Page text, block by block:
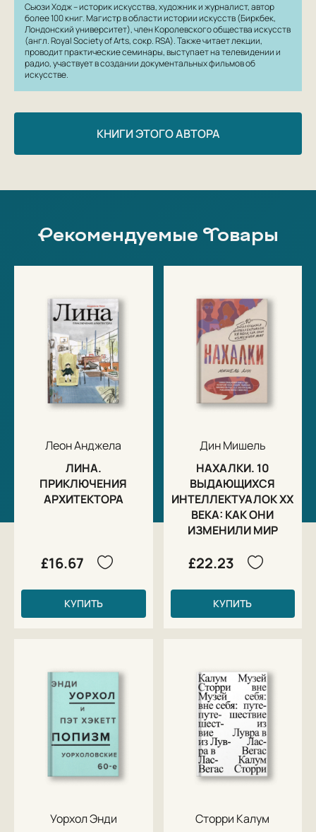
Сьюзи Ходж – историк искусства, художник и журналист, автор
более 100 книг. Магистр в области истории искусств (Биркбек,
Лондонский университет), член Королевского общества искусств
(англ. Royal Society of Arts, сокр. RSA). Также читает лекции,
проводит практические семинары, выступает на телевидении и
радио, участвует в создании документальных фильмов об
искусстве.
КНИГИ ЭТОГО АВТОРА
Рекомендуемые Товары
Леон Анджела
ЛИНА.
ПРИКЛЮЧЕНИЯ
АРХИТЕКТОРА
£16.67
КУПИТЬ
Дин Мишель
НАХАЛКИ. 10
ВЫДАЮЩИХСЯ
ИНТЕЛЛЕКТУАЛОК XX
ВЕКА: КАК ОНИ
ИЗМЕНИЛИ МИР
£22.23
КУПИТЬ
Уорхол Энди
Сторри Калум